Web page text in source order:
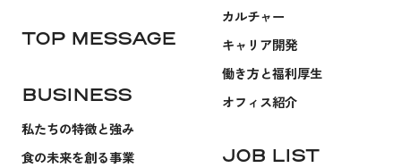
TOP MESSAGE
BUSINESS
私たちの特徴と強み
食の未来を創る事業
カルチャー
キャリア開発
働き方と福利厚生
オフィス紹介
JOB LIST